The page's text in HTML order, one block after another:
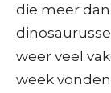
die meer
weer veel
week